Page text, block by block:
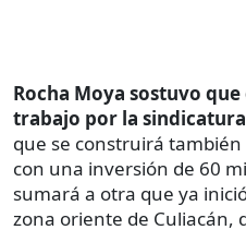
Rocha Moya sostuvo
trabajo por la sindicatura
que se construirá
con una inversión de 60
sumará a otra que ya
zona oriente de Culiacán,